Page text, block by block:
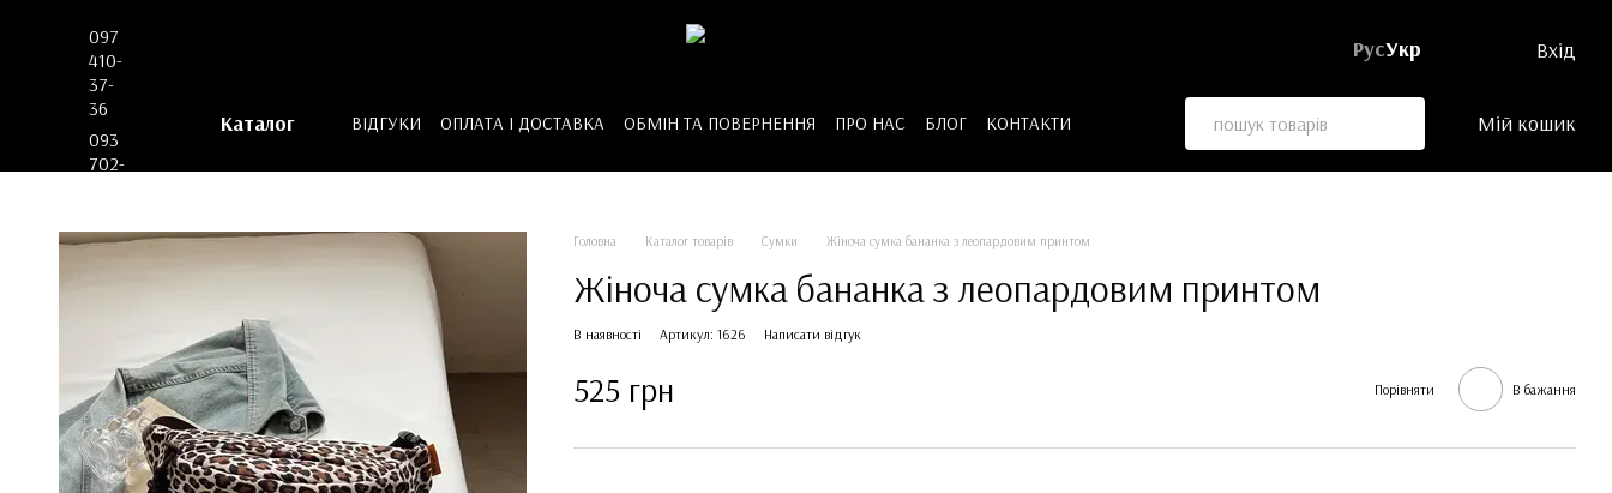
РусУкр Вхід
097
410-
37-
36
093
702-
Каталог ВІДГУКИ ОПЛАТА І ДОСТАВКА ОБМІН ТА ПОВЕРНЕННЯ ПРО НАС БЛОГ
КОНТАКТИ
Мій кошик
Головна Каталог товарів Сумки Жіноча сумка бананка з леопардовим принтом
Жіноча сумка бананка з леопардовим принтом
В наявності Артикул: 1626 Написати відгук
525 грн Порівняти В бажання